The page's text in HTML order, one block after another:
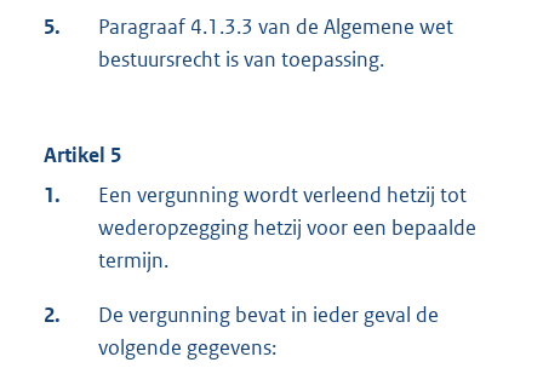
5.
Paragraaf 4.1.3.3 van de Algemene wet
bestuursrecht is van toepassing.
Artikel 5
1.
Een vergunning wordt verleend hetzij tot
wederopzegging hetzij voor een bepaalde
termijn.
2.
De vergunning bevat in ieder geval de
volgende gegevens: